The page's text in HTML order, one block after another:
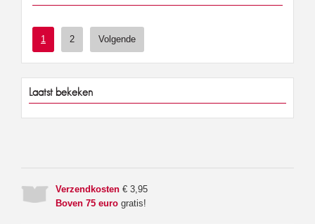
1 2 Volgende
Laatst bekeken
Verzendkosten € 3,95
Boven 75 euro gratis!